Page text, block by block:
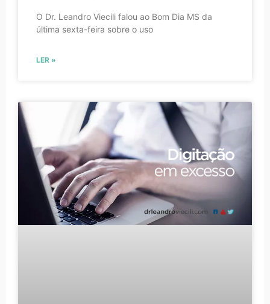
O Dr. Leandro Viecili falou ao Bom Dia MS da
última sexta-feira sobre o uso
LER »